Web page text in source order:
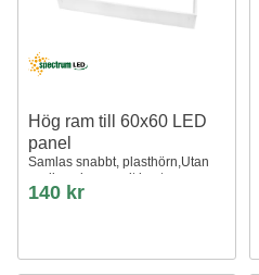
Hög ram till 60x60 LED
panel
Samlas snabbt, plasthörn,Utan
synliga skruvar, vit kant
140 kr